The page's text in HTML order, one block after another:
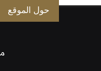
حول الموقع